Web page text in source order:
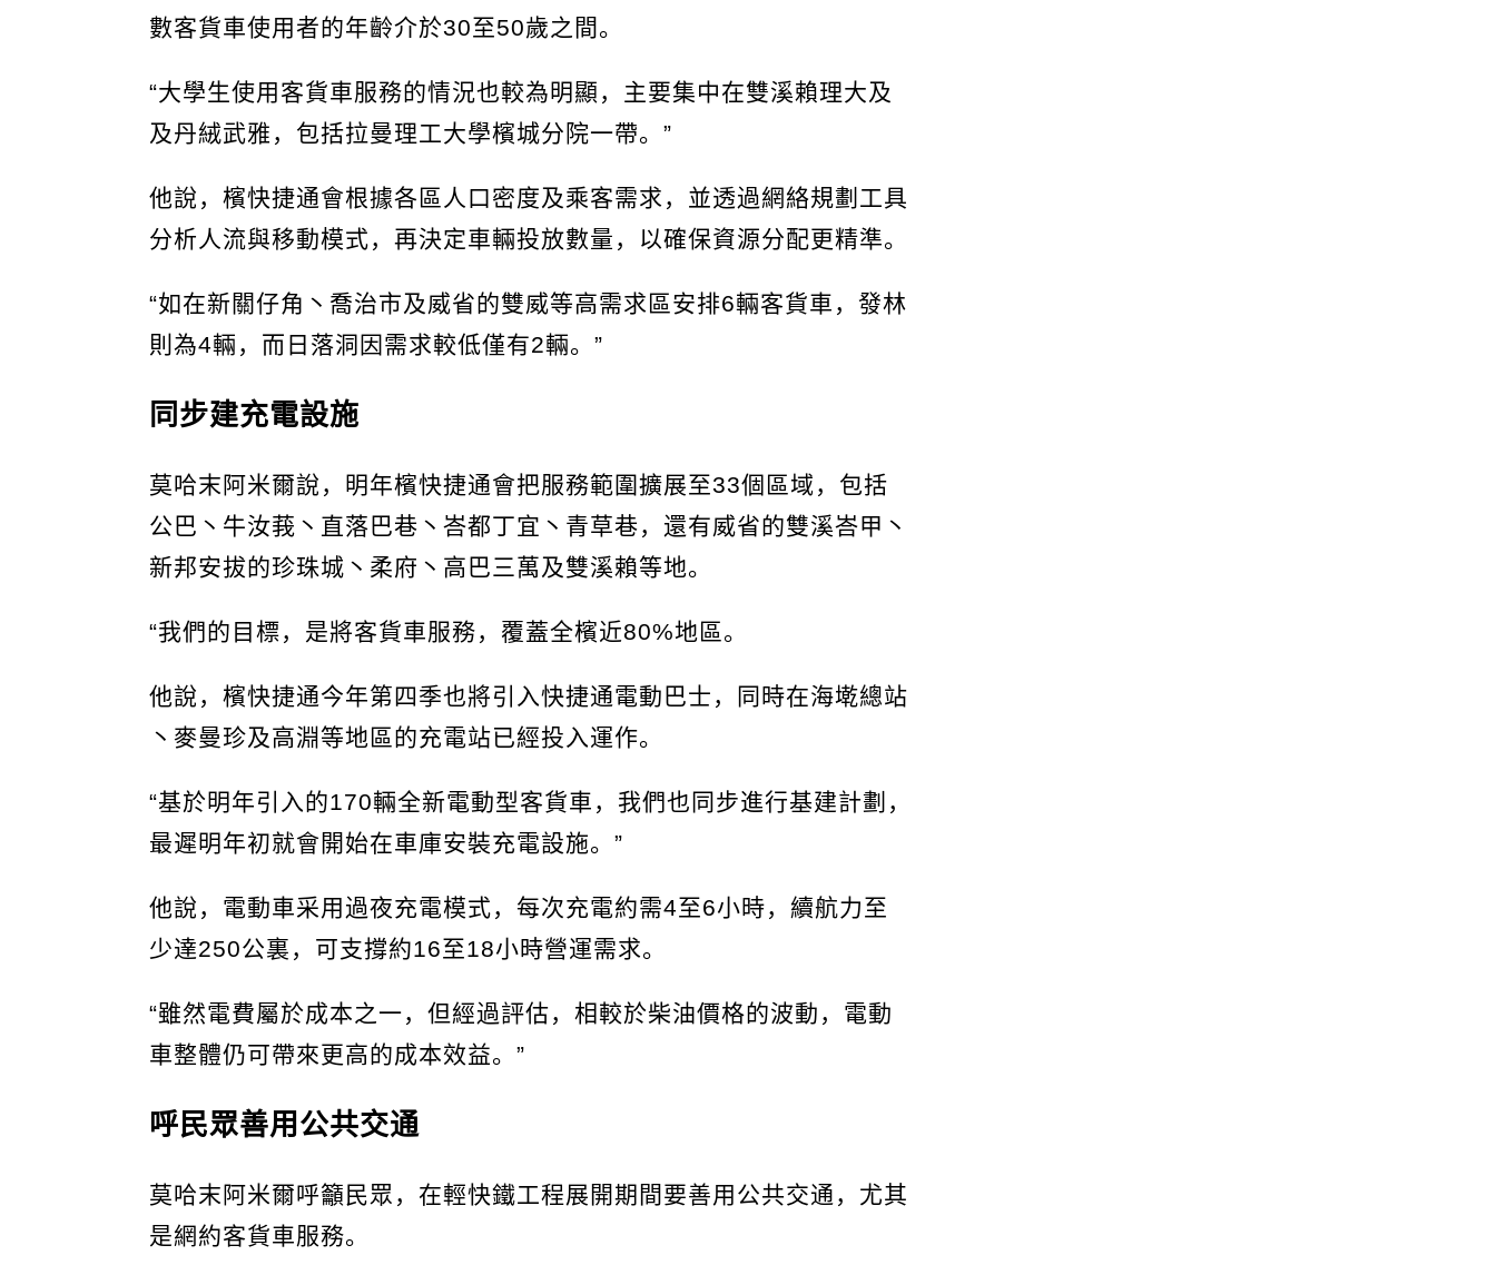
數客貨車使用者的年齡介於30至50歲之間。
“大學生使用客貨車服務的情況也較為明顯，主要集中在雙溪賴理大及
及丹絨武雅，包括拉曼理工大學檳城分院一帶。”
他說，檳快捷通會根據各區人口密度及乘客需求，並透過網絡規劃工具
分析人流與移動模式，再決定車輛投放數量，以確保資源分配更精準。
“如在新關仔角丶喬治市及威省的雙威等高需求區安排6輛客貨車，發林
則為4輛，而日落洞因需求較低僅有2輛。”
同步建充電設施
莫哈末阿米爾說，明年檳快捷通會把服務範圍擴展至33個區域，包括
公巴丶牛汝莪丶直落巴巷丶峇都丁宜丶青草巷，還有威省的雙溪峇甲丶
新邦安拔的珍珠城丶柔府丶高巴三萬及雙溪賴等地。
“我們的目標，是將客貨車服務，覆蓋全檳近80%地區。
他說，檳快捷通今年第四季也將引入快捷通電動巴士，同時在海墘總站
丶麥曼珍及高淵等地區的充電站已經投入運作。
“基於明年引入的170輛全新電動型客貨車，我們也同步進行基建計劃，
最遲明年初就會開始在車庫安裝充電設施。”
他說，電動車采用過夜充電模式，每次充電約需4至6小時，續航力至
少達250公裏，可支撐約16至18小時營運需求。
“雖然電費屬於成本之一，但經過評估，相較於柴油價格的波動，電動
車整體仍可帶來更高的成本效益。”
呼民眾善用公共交通
莫哈末阿米爾呼籲民眾，在輕快鐵工程展開期間要善用公共交通，尤其
是網約客貨車服務。